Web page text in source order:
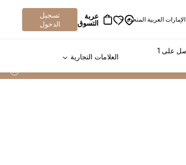
الإمارات العربية المتحدة
عربة
التسوق
تسجيل
الدخول
اشترِ 1 واحصل على 1
العلامات التجارية